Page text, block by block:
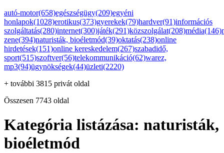
autó-motor(658)egészségügy(209)egyéni
honlapok(1028)erotikus(373)gyerekek(79)hardver(91)információs
szolgáltatás(280)internet(300)játék(291)közszolgálat(208)média(146)
zene(394)naturisták, bioéletmód(39)oktatás(238)online
hirdetések(151)online kereskedelem(267)szabadidő,
sport(515)szoftver(56)telekommunikáció(62)warez,
mp3(94)ügynökségek(44)üzleti(2220)
+ további 3815 privát oldal
Összesen 7743 oldal
Kategória listázása: naturisták,
bioéletmód